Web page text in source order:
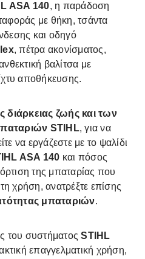
ASA 140, η παράδοση
με θήκη, τσάντα
και οδηγό
, πέτρα ακονίσματος,
βαλίτσα με
αποθήκευσης.
διάρκειας ζωής και των
STIHL, για να
να εργάζεστε με το ψαλίδι
ASA 140 και πόσος
της μπαταρίας που
χρήση, ανατρέξτε επίσης
μπαταριών.
του συστήματος STIHL
επαγγελματική χρήση,